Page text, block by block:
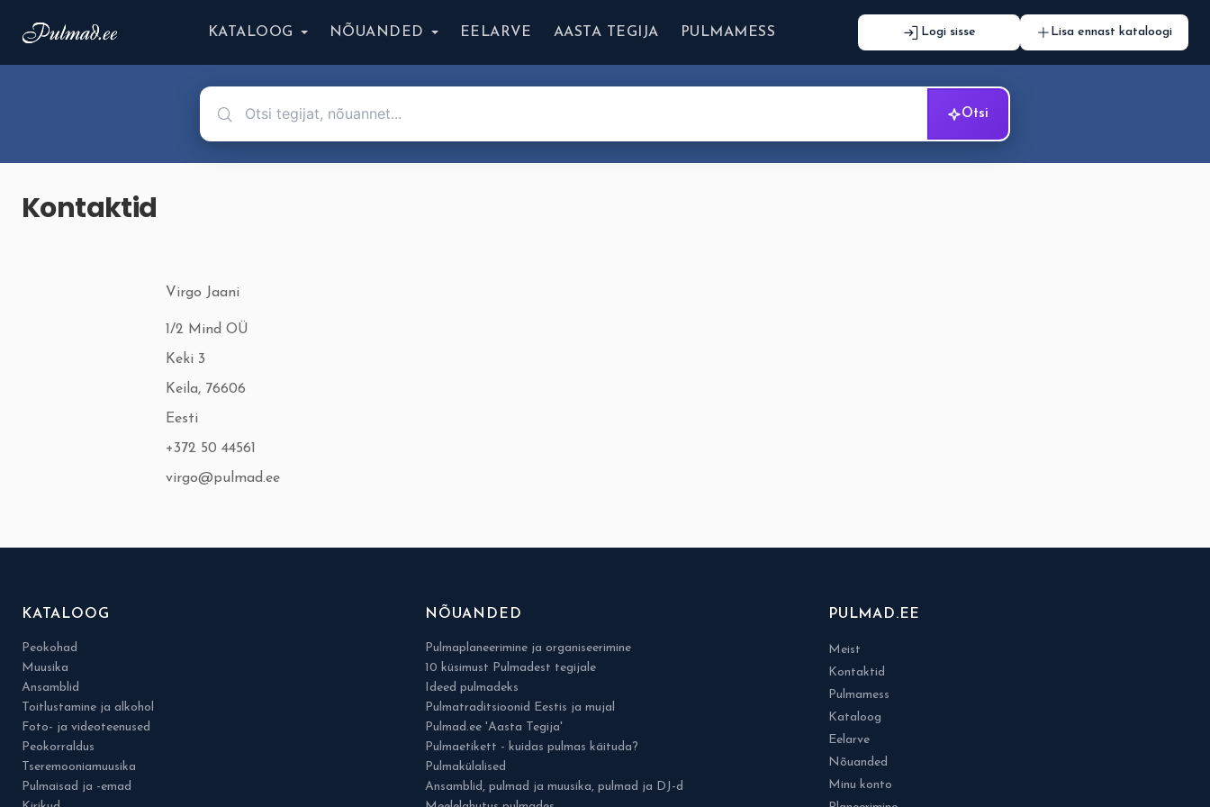
KATALOOG NÕUANDED EELARVE AASTA TEGIJA PULMAMESS Logi sisse Lisa ennast kataloogi
Otsi
Kontaktid
Virgo Jaani
1/2 Mind OÜ
Keki 3
Keila, 76606
Eesti
+372 50 44561
virgo@pulmad.ee
KATALOOG
Peokohad
Muusika
Ansamblid
Toitlustamine ja alkohol
Foto- ja videoteenused
Peokorraldus
Tseremooniamuusika
Pulmaisad ja -emad
NÕUANDED
Pulmaplaneerimine ja organiseerimine
10 küsimust Pulmadest tegijale
Ideed pulmadeks
Pulmatraditsioonid Eestis ja mujal
Pulmad.ee 'Aasta Tegija'
Pulmaetikett - kuidas pulmas käituda?
Pulmakülalised
Ansamblid, pulmad ja muusika, pulmad ja DJ-d
PULMAD.EE
Meist
Kontaktid
Pulmamess
Kataloog
Eelarve
Nõuanded
Minu konto